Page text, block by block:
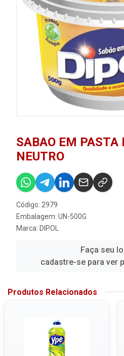
SABAO EM PASTA
NEUTRO
Código: 2979
Embalagem: UN-500G
Marca: DIPOL
Faça seu
cadastre-se para ver
Produtos Relacionados